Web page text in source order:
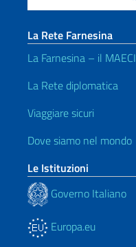
La Rete Farnesina
La Farnesina – il MAECI
La Rete diplomatica
Viaggiare sicuri
Dove siamo nel mondo
Le Istituzioni
Governo Italiano
Europa.eu